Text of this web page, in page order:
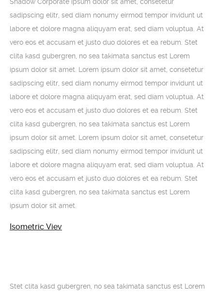
sadipscing elitr, sed diam nonumy eirmod tempor invidunt ut
labore et dolore magna aliquyam erat, sed diam voluptua. At
vero eos et accusam et justo duo dolores et ea rebum. Stet
clita kasd gubergren, no sea takimata sanctus est Lorem
ipsum dolor sit amet. Lorem ipsum dolor sit amet, consetetur
sadipscing elitr, sed diam nonumy eirmod tempor invidunt ut
labore et dolore magna aliquyam erat, sed diam voluptua. At
vero eos et accusam et justo duo dolores et ea rebum. Stet
clita kasd gubergren, no sea takimata sanctus est Lorem
ipsum dolor sit amet. Lorem ipsum dolor sit amet, consetetur
sadipscing elitr, sed diam nonumy eirmod tempor invidunt ut
labore et dolore magna aliquyam erat, sed diam voluptua. At
vero eos et accusam et justo duo dolores et ea rebum. Stet
clita kasd gubergren, no sea takimata sanctus est Lorem
ipsum dolor sit amet.
Isometric Viev
Stet clita kasd gubergren, no sea takimata sanctus est Lorem